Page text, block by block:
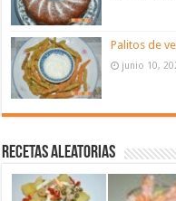
Palitos de
junio 10,
Recetas aleatorias